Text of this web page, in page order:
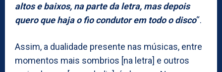
altos e baixos, na parte da letra, mas depois
quero que haja o fio condutor em todo o disco“.
Assim, a dualidade presente nas músicas, entre
momentos mais sombrios [na letra] e outros